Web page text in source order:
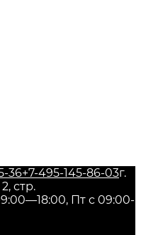
36+7-495-145-86-03г.
стр.
Пт с 09:00-